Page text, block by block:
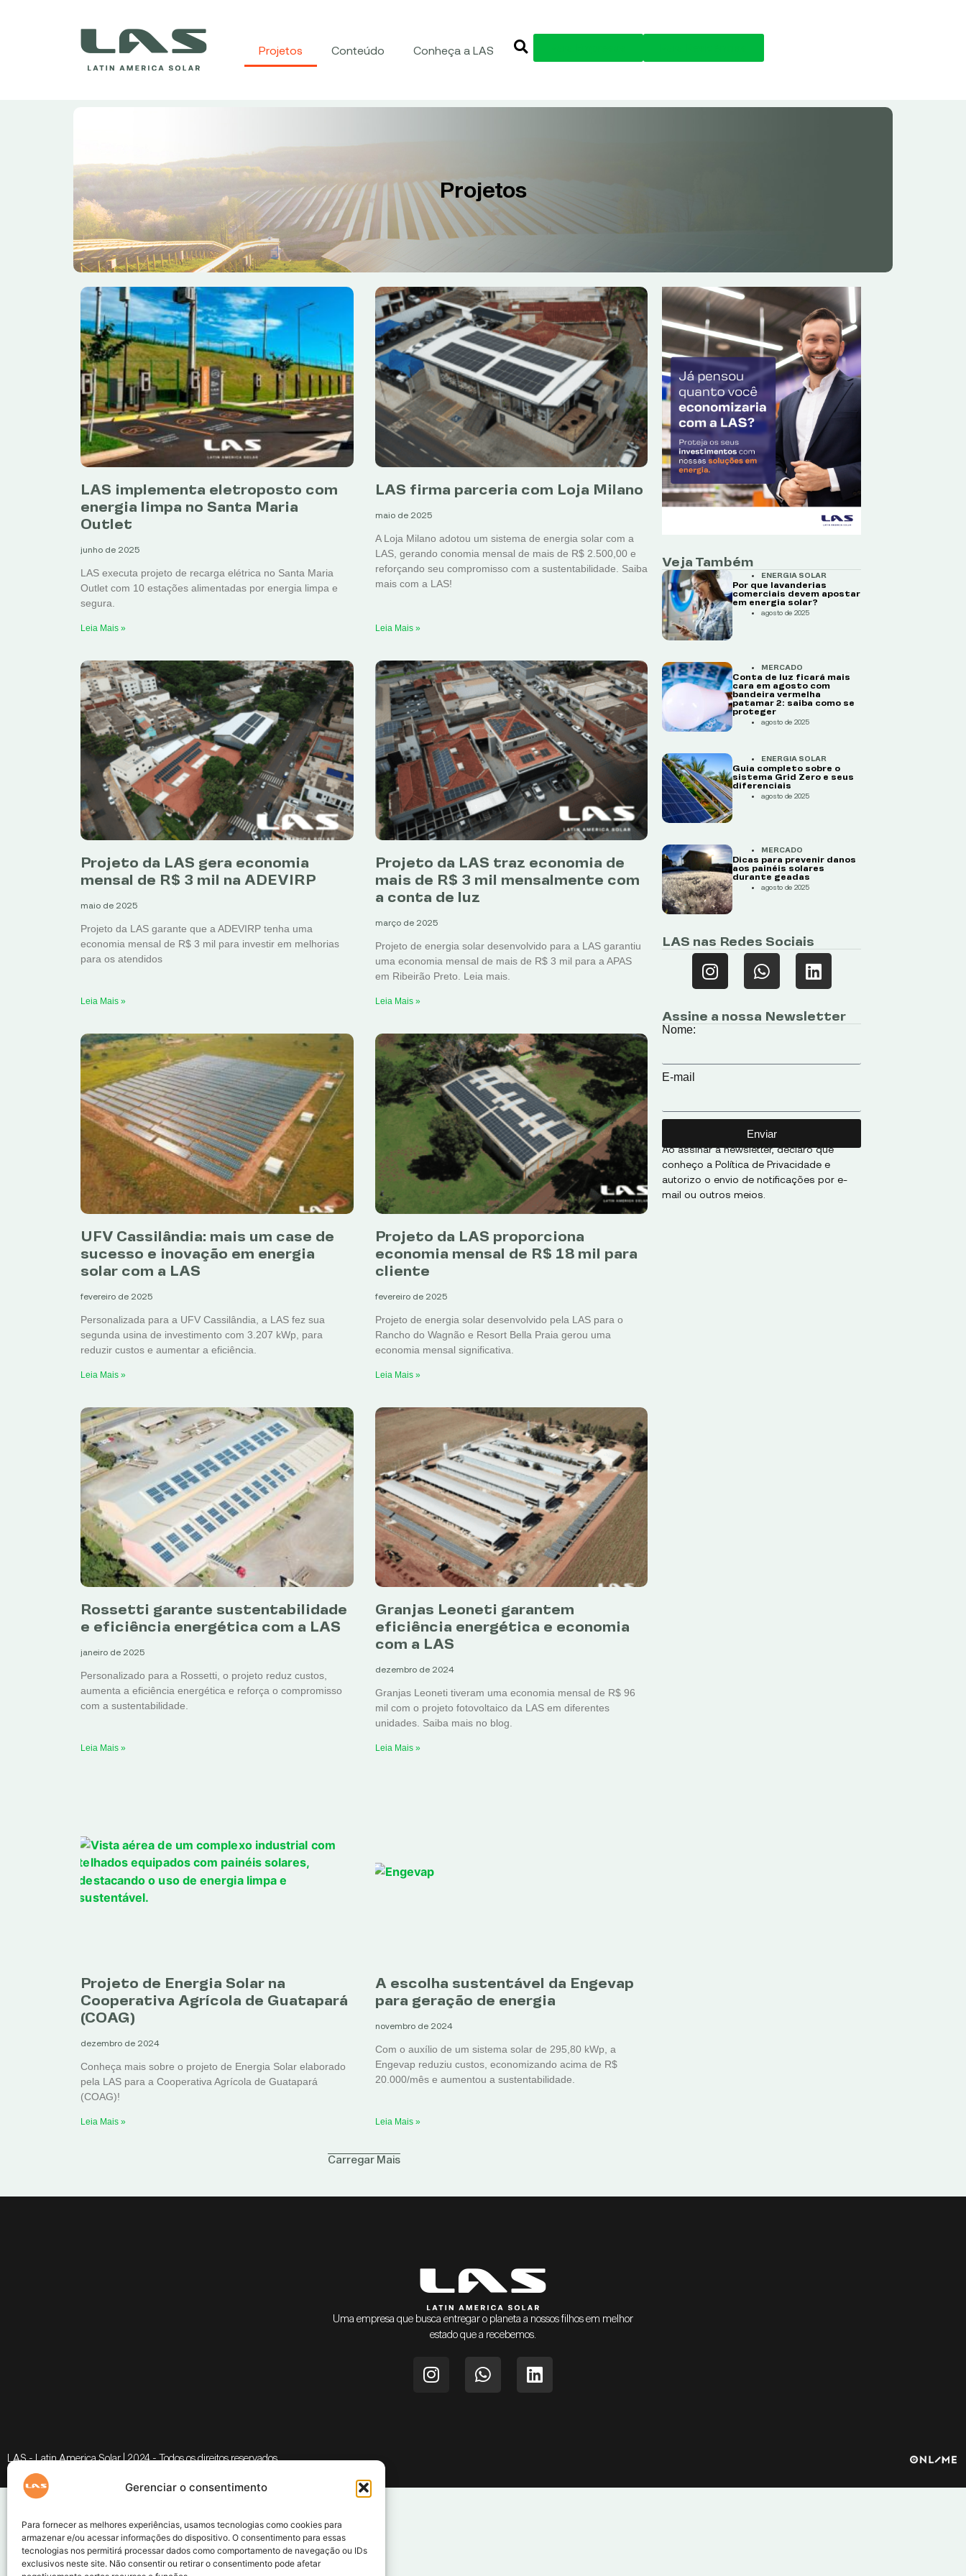
Gerenciar o consentimento
Para fornecer as melhores experiências, usamos tecnologias como cookies para
armazenar e/ou acessar informações do dispositivo. O consentimento para essas
tecnologias nos permitirá processar dados como comportamento de navegação ou IDs
exclusivos neste site. Não consentir ou retirar o consentimento pode afetar
Projetos Conteúdo Conheça a LAS
Projetos
LAS implementa eletroposto com
energia limpa no Santa Maria
Outlet
junho de 2025
LAS executa projeto de recarga elétrica no Santa Maria
Outlet com 10 estações alimentadas por energia limpa e
segura.
Leia Mais »
LAS firma parceria com Loja Milano
maio de 2025
A Loja Milano adotou um sistema de energia solar com a
LAS, gerando conomia mensal de mais de R$ 2.500,00 e
reforçando seu compromisso com a sustentabilidade. Saiba
mais com a LAS!
Leia Mais »
Projeto da LAS gera economia
mensal de R$ 3 mil na ADEVIRP
maio de 2025
Projeto da LAS garante que a ADEVIRP tenha uma
economia mensal de R$ 3 mil para investir em melhorias
para os atendidos
Leia Mais »
Projeto da LAS traz economia de
mais de R$ 3 mil mensalmente com
a conta de luz
março de 2025
Projeto de energia solar desenvolvido para a LAS garantiu
uma economia mensal de mais de R$ 3 mil para a APAS
em Ribeirão Preto. Leia mais.
Leia Mais »
UFV Cassilândia: mais um case de
sucesso e inovação em energia
solar com a LAS
fevereiro de 2025
Personalizada para a UFV Cassilândia, a LAS fez sua
segunda usina de investimento com 3.207 kWp, para
reduzir custos e aumentar a eficiência.
Leia Mais »
Projeto da LAS proporciona
economia mensal de R$ 18 mil para
cliente
fevereiro de 2025
Projeto de energia solar desenvolvido pela LAS para o
Rancho do Wagnão e Resort Bella Praia gerou uma
economia mensal significativa.
Leia Mais »
Rossetti garante sustentabilidade
e eficiência energética com a LAS
janeiro de 2025
Personalizado para a Rossetti, o projeto reduz custos,
aumenta a eficiência energética e reforça o compromisso
com a sustentabilidade.
Leia Mais »
Granjas Leoneti garantem
eficiência energética e economia
com a LAS
dezembro de 2024
Granjas Leoneti tiveram uma economia mensal de R$ 96
mil com o projeto fotovoltaico da LAS em diferentes
unidades. Saiba mais no blog.
Leia Mais »
Projeto de Energia Solar na
Cooperativa Agrícola de Guatapará
(COAG)
dezembro de 2024
Conheça mais sobre o projeto de Energia Solar elaborado
pela LAS para a Cooperativa Agrícola de Guatapará
(COAG)!
Leia Mais »
A escolha sustentável da Engevap
para geração de energia
novembro de 2024
Com o auxílio de um sistema solar de 295,80 kWp, a
Engevap reduziu custos, economizando acima de R$
20.000/mês e aumentou a sustentabilidade.
Leia Mais »
Carregar Mais
Veja Também
ENERGIA SOLAR
Por que lavanderias
comerciais devem apostar
em energia solar?
agosto de 2025
MERCADO
Conta de luz ficará mais
cara em agosto com
bandeira vermelha
patamar 2: saiba como se
proteger
agosto de 2025
ENERGIA SOLAR
Guia completo sobre o
sistema Grid Zero e seus
diferenciais
agosto de 2025
MERCADO
Dicas para prevenir danos
aos painéis solares
durante geadas
agosto de 2025
LAS nas Redes Sociais
Assine a nossa Newsletter
Nome:
E-mail
Enviar
Ao assinar a newsletter, declaro que
conheço a Política de Privacidade e
autorizo o envio de notificações por e-
mail ou outros meios.
Uma empresa que busca entregar o planeta a nossos filhos em melhor
estado que a recebemos.
LAS - Latin America Solar | 2024 - Todos os direitos reservados